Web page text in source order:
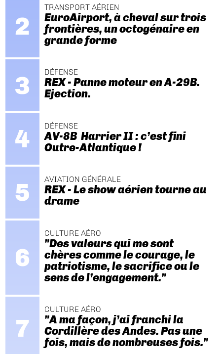
TRANSPORT AÉRIEN
EuroAirport, à cheval sur trois
frontières, un octogénaire en
grande forme
DÉFENSE
REX - Panne moteur en A-29B.
Ejection.
DÉFENSE
AV-8B Harrier II : c’est fini
Outre-Atlantique !
AVIATION GÉNÉRALE
REX - Le show aérien tourne au
drame
CULTURE AÉRO
"Des valeurs qui me sont
chères comme le courage, le
patriotisme, le sacrifice ou le
sens de l’engagement."
CULTURE AÉRO
"A ma façon, j’ai franchi la
Cordillère des Andes. Pas une
fois, mais de nombreuses fois."